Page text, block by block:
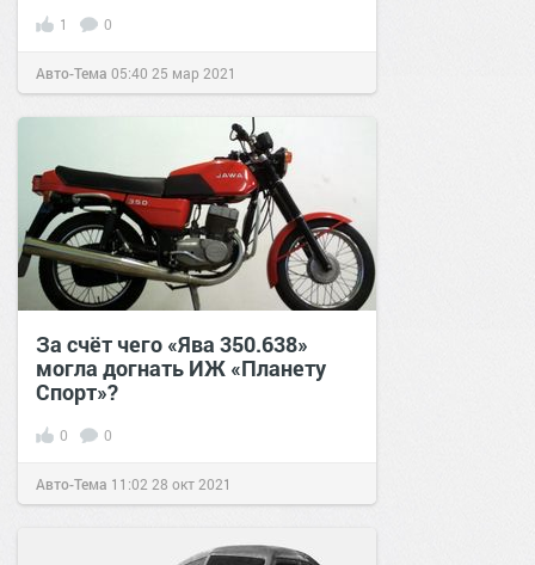
1 0
Авто-Тема 05:40 25 мар 2021
За счёт чего «Ява 350.638»
могла догнать ИЖ «Планету
Спорт»?
0 0
Авто-Тема 11:02 28 окт 2021